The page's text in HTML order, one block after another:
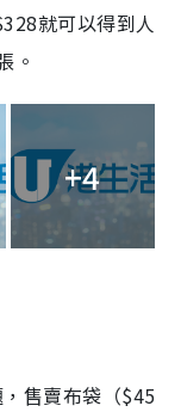
就可以得到人
。
+4
售賣布袋（$45